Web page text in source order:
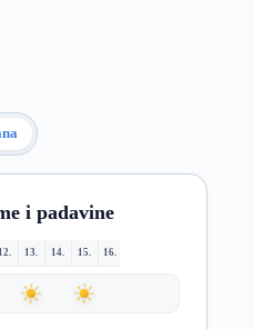
i padavine
12. 13. 14. 15. 16.